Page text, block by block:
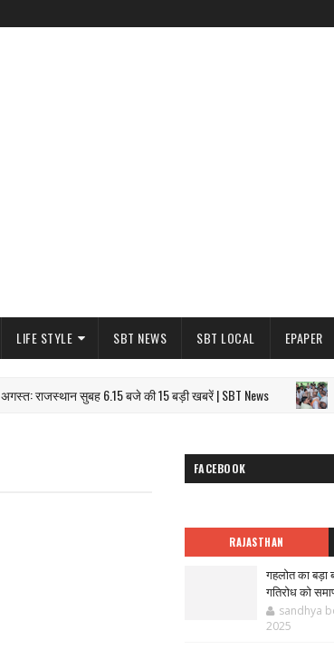
LIFE STYLE SBT NEWS SBT LOCAL EPAPER
सुबह 6.15 बजे की 15 बड़ी खबरें | SBT News
FACEBOOK
RAJASTHAN
गहलोत का बड़ा
गतिरोध को
sandhya
2025